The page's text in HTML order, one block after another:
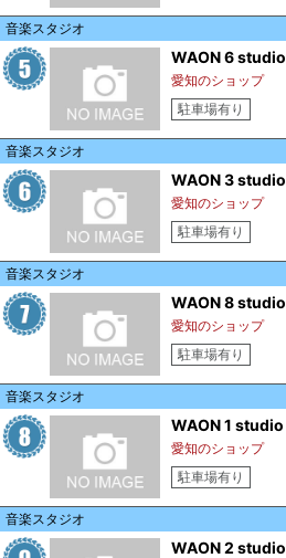
音楽スタジオ
WAON 6 studio
愛知のショップ
駐車場有り
音楽スタジオ
WAON 3 studio
愛知のショップ
駐車場有り
音楽スタジオ
WAON 8 studio
愛知のショップ
駐車場有り
音楽スタジオ
WAON 1 studio
愛知のショップ
駐車場有り
音楽スタジオ
WAON 2 studio